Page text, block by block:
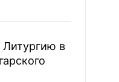
Литургию в